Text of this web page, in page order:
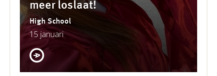
meer loslaat!
High School
15 januari